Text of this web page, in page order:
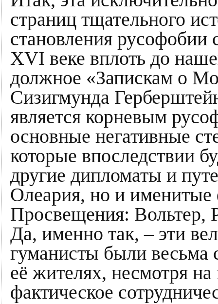
страниц тщательного
становления русофобии
XVI веке вплоть до
должное «Запискам о
Сизигмунда
является корневым
основные негативные
которые впоследствии
другие дипломаты и
Олеария, но и
Просвещения: Вольтер,
Да, именно так, – эти
гуманисты были весьма
её жителях, несмотря
фактическое